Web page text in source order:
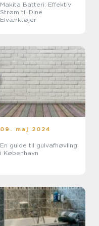
Makita Batteri: Effektiv
Strøm til Dine
Elværktøjer
09. maj 2024
En guide til gulvafhøvling
i København